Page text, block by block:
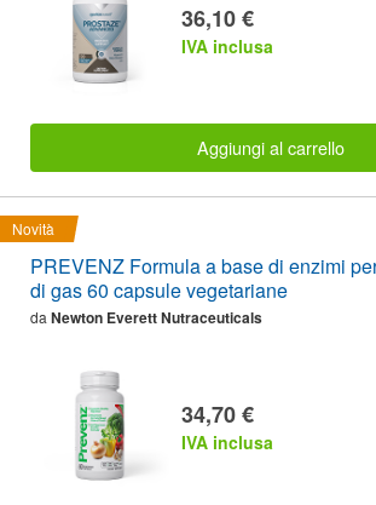
36,10 €
IVA inclusa
Aggiungi al carrello
Novità
PREVENZ Formula a base di enzimi
di gas 60 capsule vegetariane
da Newton Everett Nutraceuticals
34,70 €
IVA inclusa